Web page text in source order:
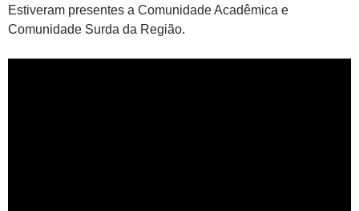
Estiveram presentes a Comunidade Acadêmica e
Comunidade Surda da Região.